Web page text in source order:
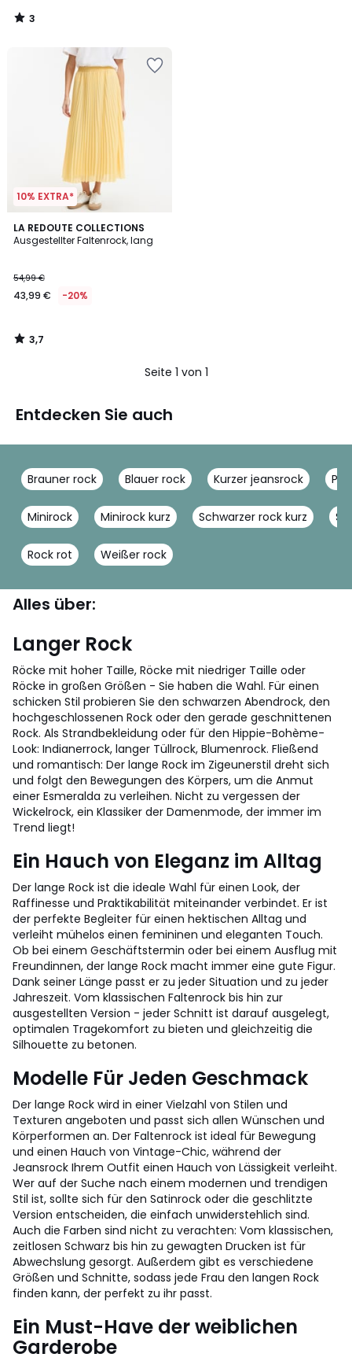
3
/
10% EXTRA*
LA REDOUTE COLLECTIONS
Ausgestellter Faltenrock, lang
54,99 €
43,99 € -20%
3,7
/ 5
3,7
/
Seite 1 von 1
Entdecken Sie auch
Brauner rock Blauer rock Kurzer jeansrock
Minirock Minirock kurz Schwarzer rock kurz
Rock rot Weißer rock
Alles über:
Langer Rock
Röcke mit hoher Taille, Röcke mit niedriger Taille oder
Röcke in großen Größen - Sie haben die Wahl. Für einen
schicken Stil probieren Sie den schwarzen Abendrock, den
hochgeschlossenen Rock oder den gerade geschnittenen
Rock. Als Strandbekleidung oder für den Hippie-Bohème-
Look: Indianerrock, langer Tüllrock, Blumenrock. Fließend
und romantisch: Der lange Rock im Zigeunerstil dreht sich
und folgt den Bewegungen des Körpers, um die Anmut
einer Esmeralda zu verleihen. Nicht zu vergessen der
Wickelrock, ein Klassiker der Damenmode, der immer im
Trend liegt!
Ein Hauch von Eleganz im Alltag
Der lange Rock ist die ideale Wahl für einen Look, der
Raffinesse und Praktikabilität miteinander verbindet. Er ist
der perfekte Begleiter für einen hektischen Alltag und
verleiht mühelos einen femininen und eleganten Touch.
Ob bei einem Geschäftstermin oder bei einem Ausflug mit
Freundinnen, der lange Rock macht immer eine gute Figur.
Dank seiner Länge passt er zu jeder Situation und zu jeder
Jahreszeit. Vom klassischen Faltenrock bis hin zur
ausgestellten Version - jeder Schnitt ist darauf ausgelegt,
optimalen Tragekomfort zu bieten und gleichzeitig die
Silhouette zu betonen.
Modelle Für Jeden Geschmack
Der lange Rock wird in einer Vielzahl von Stilen und
Texturen angeboten und passt sich allen Wünschen und
Körperformen an. Der Faltenrock ist ideal für Bewegung
und einen Hauch von Vintage-Chic, während der
Jeansrock Ihrem Outfit einen Hauch von Lässigkeit verleiht.
Wer auf der Suche nach einem modernen und trendigen
Stil ist, sollte sich für den Satinrock oder die geschlitzte
Version entscheiden, die einfach unwiderstehlich sind.
Auch die Farben sind nicht zu verachten: Vom klassischen,
zeitlosen Schwarz bis hin zu gewagten Drucken ist für
Abwechslung gesorgt. Außerdem gibt es verschiedene
Größen und Schnitte, sodass jede Frau den langen Rock
finden kann, der perfekt zu ihr passt.
Ein Must-Have der weiblichen
Garderobe